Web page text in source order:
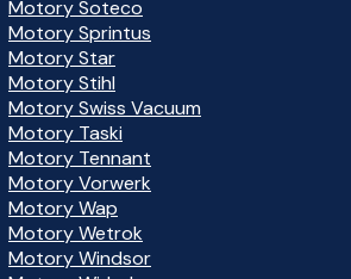
Motory Soteco
Motory Sprintus
Motory Star
Motory Stihl
Motory Swiss Vacuum
Motory Taski
Motory Tennant
Motory Vorwerk
Motory Wap
Motory Wetrok
Motory Windsor